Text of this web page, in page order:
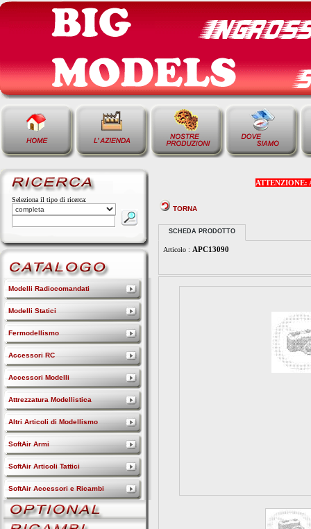
Seleziona il tipo di ricerca:
Modelli Radiocomandati
Modelli Statici
Fermodellismo
Accessori RC
Accessori Modelli
Attrezzatura Modellistica
Altri Articoli di Modellismo
SoftAir Armi
SoftAir Articoli Tattici
SoftAir Accessori e Ricambi
ATTENZIONE:
TORNA
SCHEDA PRODOTTO
Articolo : APC13090